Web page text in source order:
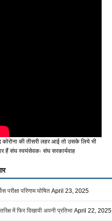
कोरोना की तीसरी लहर आई तो उसके लिये भी
हैं संघ स्वयंसेवकः संघ सरकार्यवाह
परीक्षा परिणाम घोषित April 23, 2025
में फिर दिखायी अपनी प्रतिभा April 22, 2025